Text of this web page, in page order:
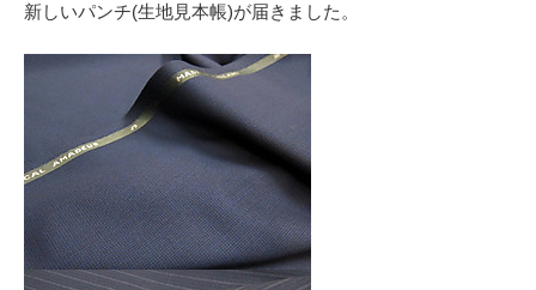
新しいパンチ(生地見本帳)が届きました。